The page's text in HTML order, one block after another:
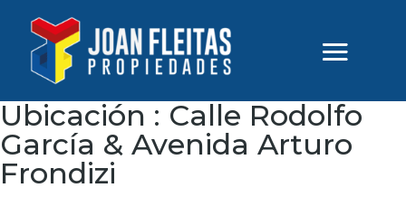
Ubicación : Calle Rodolfo
García & Avenida Arturo
Frondizi